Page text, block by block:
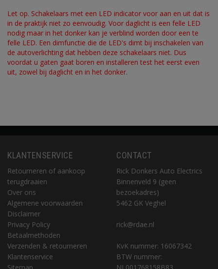
Let op. Schakelaars met een LED indicator voor aan en uit dat is
in de praktijk niet zo eenvoudig. Voor daglicht is een felle LED
nodig maar in het donker kan je verblind worden door een te
felle LED. Een dimfunctie die de LED's dimt bij inschakelen van
de autoverlichting dat hebben deze schakelaars niet. Dus
voordat u gaten gaat boren en installeren test het eerst even
uit, zowel bij daglicht en in het donker.
KLANTENSERVICE
Retourneren of aankoop
terugdraaien
Over ons
Algemene voorwaarden
Disclaimer
Privacy Policy
Betaalmethoden
Verzenden & retourneren
Klantenservice
CONTACT
Rick Donkers Auto Electrics
Binnenveld 9 (geen
bezoekadres)
5462 GK Veghel
rick@rdae.nl
KvK nummer: 16067342
BTW nummer: